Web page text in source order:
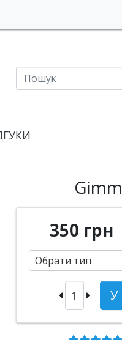
350 грн
Обрати тип
У